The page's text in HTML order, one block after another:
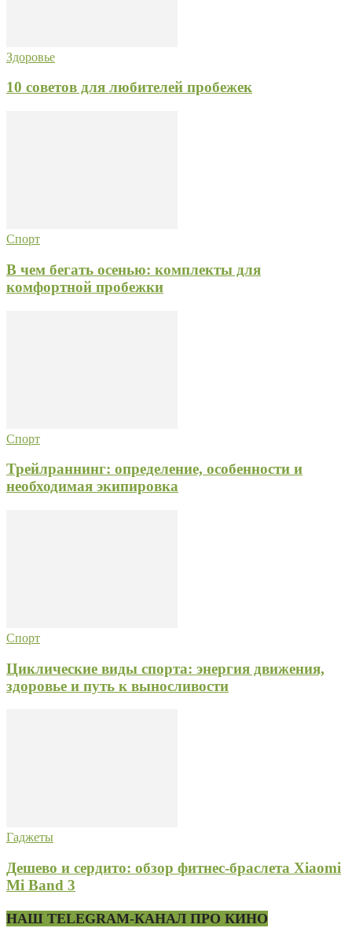
Здоровье
10 советов для любителей пробежек
Спорт
В чем бегать осенью: комплекты для
комфортной пробежки
Спорт
Трейлраннинг: определение, особенности и
необходимая экипировка
Спорт
Циклические виды спорта: энергия движения,
здоровье и путь к выносливости
Гаджеты
Дешево и сердито: обзор фитнес-браслета Xiaomi
Mi Band 3
НАШ TELEGRAM-КАНАЛ ПРО КИНО